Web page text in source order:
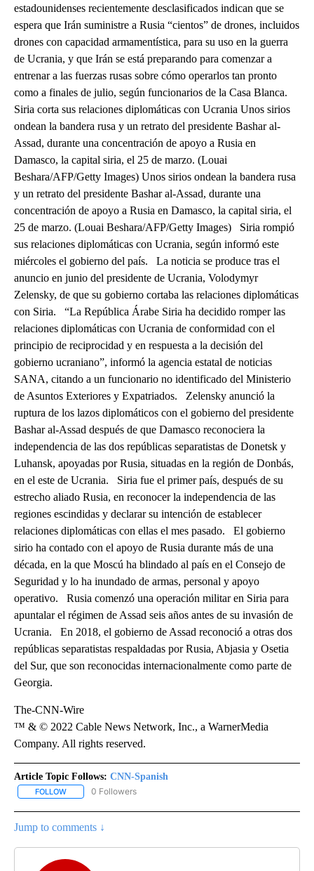
estadounidenses recientemente desclasificados indican que se
espera que Irán suministre a Rusia “cientos” de drones, incluidos
drones con capacidad armamentística, para su uso en la guerra
de Ucrania, y que Irán se está preparando para comenzar a
entrenar a las fuerzas rusas sobre cómo operarlos tan pronto
como a finales de julio, según funcionarios de la Casa Blanca.
Siria corta sus relaciones diplomáticas con Ucrania Unos sirios
ondean la bandera rusa y un retrato del presidente Bashar al-
Assad, durante una concentración de apoyo a Rusia en
Damasco, la capital siria, el 25 de marzo. (Louai
Beshara/AFP/Getty Images) Unos sirios ondean la bandera rusa
y un retrato del presidente Bashar al-Assad, durante una
concentración de apoyo a Rusia en Damasco, la capital siria, el
25 de marzo. (Louai Beshara/AFP/Getty Images) Siria rompió
sus relaciones diplomáticas con Ucrania, según informó este
miércoles el gobierno del país. La noticia se produce tras el
anuncio en junio del presidente de Ucrania, Volodymyr
Zelensky, de que su gobierno cortaba las relaciones diplomáticas
con Siria. “La República Árabe Siria ha decidido romper las
relaciones diplomáticas con Ucrania de conformidad con el
principio de reciprocidad y en respuesta a la decisión del
gobierno ucraniano”, informó la agencia estatal de noticias
SANA, citando a un funcionario no identificado del Ministerio
de Asuntos Exteriores y Expatriados. Zelensky anunció la
ruptura de los lazos diplomáticos con el gobierno del presidente
Bashar al-Assad después de que Damasco reconociera la
independencia de las dos repúblicas separatistas de Donetsk y
Luhansk, apoyadas por Rusia, situadas en la región de Donbás,
en el este de Ucrania. Siria fue el primer país, después de su
estrecho aliado Rusia, en reconocer la independencia de las
regiones escindidas y declarar su intención de establecer
relaciones diplomáticas con ellas el mes pasado. El gobierno
sirio ha contado con el apoyo de Rusia durante más de una
década, en la que Moscú ha blindado al país en el Consejo de
Seguridad y lo ha inundado de armas, personal y apoyo
operativo. Rusia comenzó una operación militar en Siria para
apuntalar el régimen de Assad seis años antes de su invasión de
Ucrania. En 2018, el gobierno de Assad reconoció a otras dos
repúblicas separatistas respaldadas por Rusia, Abjasia y Osetia
del Sur, que son reconocidas internacionalmente como parte de
Georgia.
The-CNN-Wire
™ & © 2022 Cable News Network, Inc., a WarnerMedia
Company. All rights reserved.
Article Topic Follows: CNN-Spanish
FOLLOW FOLLOW "CNN-SPANISH" TO RECEIVE NOTIFICATIONS ABOUT
0 Followers
Jump to comments ↓